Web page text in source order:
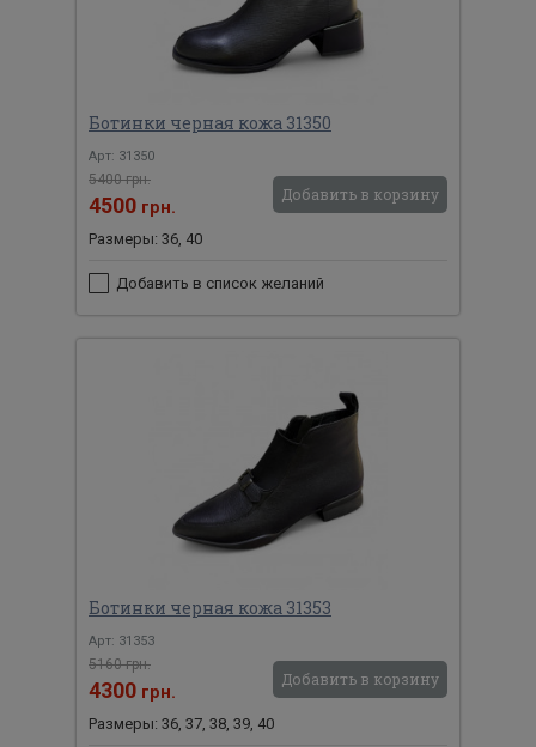
Ботинки черная кожа 31350
Арт: 31350
5400 грн.
4500 грн.
Добавить в корзину
Размеры: 36, 40
Добавить в список желаний
Ботинки черная кожа 31353
Арт: 31353
5160 грн.
4300 грн.
Добавить в корзину
Размеры: 36, 37, 38, 39, 40